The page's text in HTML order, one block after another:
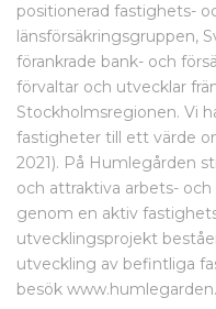
positionerad fastighets-
länsförsäkringsgruppen,
förankrade bank- och
förvaltar och utvecklar
Stockholmsregionen. Vi
fastigheter till ett värde
2021). På Humlegården
och attraktiva arbets-
genom en aktiv
utvecklingsprojekt
utveckling av befintliga
besök